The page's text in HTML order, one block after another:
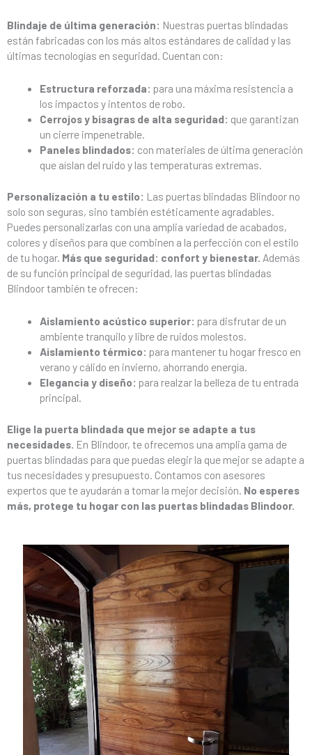
Blindaje de última generación: Nuestras puertas blindadas
están fabricadas con los más altos estándares de calidad y las
últimas tecnologías en seguridad. Cuentan con:
Estructura reforzada: para una máxima resistencia a
los impactos y intentos de robo.
Cerrojos y bisagras de alta seguridad: que garantizan
un cierre impenetrable.
Paneles blindados: con materiales de última generación
que aíslan del ruido y las temperaturas extremas.
Personalización a tu estilo: Las puertas blindadas Blindoor no
solo son seguras, sino también estéticamente agradables.
Puedes personalizarlas con una amplia variedad de acabados,
colores y diseños para que combinen a la perfección con el estilo
de tu hogar. Más que seguridad: confort y bienestar. Además
de su función principal de seguridad, las puertas blindadas
Blindoor también te ofrecen:
Aislamiento acústico superior: para disfrutar de un
ambiente tranquilo y libre de ruidos molestos.
Aislamiento térmico: para mantener tu hogar fresco en
verano y cálido en invierno, ahorrando energía.
Elegancia y diseño: para realzar la belleza de tu entrada
principal.
Elige la puerta blindada que mejor se adapte a tus
necesidades. En Blindoor, te ofrecemos una amplia gama de
puertas blindadas para que puedas elegir la que mejor se adapte a
tus necesidades y presupuesto. Contamos con asesores
expertos que te ayudarán a tomar la mejor decisión. No esperes
más, protege tu hogar con las puertas blindadas Blindoor.